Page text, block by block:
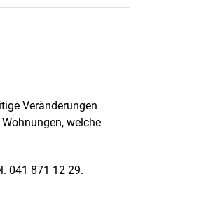
Veränderungen
welche
041 871 12 29.